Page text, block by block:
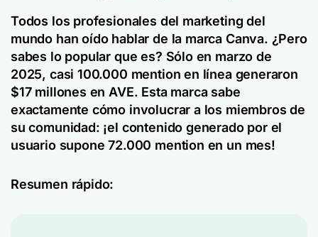
Todos los profesionales del marketing del
mundo han oído hablar de la marca Canva. ¿Pero
sabes lo popular que es? Sólo en marzo de
2025, casi 100.000 mention en línea generaron
$17 millones en AVE. Esta marca sabe
exactamente cómo involucrar a los miembros de
su comunidad: ¡el contenido generado por el
usuario supone 72.000 mention en un mes!
Resumen rápido: